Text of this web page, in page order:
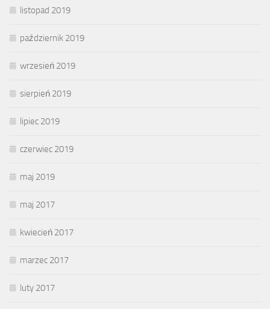
listopad 2019
październik 2019
wrzesień 2019
sierpień 2019
lipiec 2019
czerwiec 2019
maj 2019
maj 2017
kwiecień 2017
marzec 2017
luty 2017